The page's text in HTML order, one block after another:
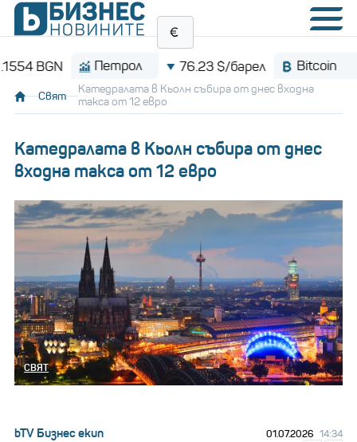
Петрол 76.23 $/барел Bitcoin
Свят
Катедралата в Кьолн събира от днес входна
такса от 12 евро
Катедралата в Кьолн събира от днес
входна такса от 12 евро
СВЯТ
bTV Бизнес екип 01.07.2026 14:34